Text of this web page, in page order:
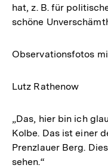
hat, z. B. für
schöne
Observationsfotos
Lutz Rathenow
„Das, hier bin ich
Kolbe. Das ist einer
Prenzlauer Berg.
sehen.“